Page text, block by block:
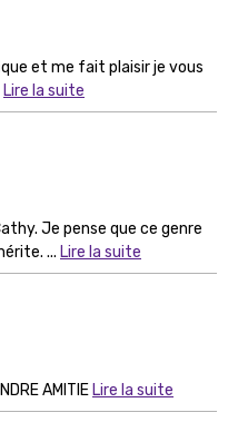
et me fait plaisir je vous
Lire la suite
Je pense que ce genre
... Lire la suite
AMITIE Lire la suite